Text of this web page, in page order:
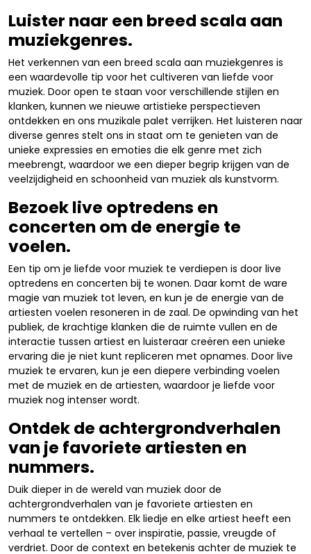
Luister naar een breed scala aan
muziekgenres.
Het verkennen van een breed scala aan muziekgenres is
een waardevolle tip voor het cultiveren van liefde voor
muziek. Door open te staan voor verschillende stijlen en
klanken, kunnen we nieuwe artistieke perspectieven
ontdekken en ons muzikale palet verrijken. Het luisteren naar
diverse genres stelt ons in staat om te genieten van de
unieke expressies en emoties die elk genre met zich
meebrengt, waardoor we een dieper begrip krijgen van de
veelzijdigheid en schoonheid van muziek als kunstvorm.
Bezoek live optredens en
concerten om de energie te
voelen.
Een tip om je liefde voor muziek te verdiepen is door live
optredens en concerten bij te wonen. Daar komt de ware
magie van muziek tot leven, en kun je de energie van de
artiesten voelen resoneren in de zaal. De opwinding van het
publiek, de krachtige klanken die de ruimte vullen en de
interactie tussen artiest en luisteraar creëren een unieke
ervaring die je niet kunt repliceren met opnames. Door live
muziek te ervaren, kun je een diepere verbinding voelen
met de muziek en de artiesten, waardoor je liefde voor
muziek nog intenser wordt.
Ontdek de achtergrondverhalen
van je favoriete artiesten en
nummers.
Duik dieper in de wereld van muziek door de
achtergrondverhalen van je favoriete artiesten en
nummers te ontdekken. Elk liedje en elke artiest heeft een
verhaal te vertellen – over inspiratie, passie, vreugde of
verdriet. Door de context en betekenis achter de muziek te